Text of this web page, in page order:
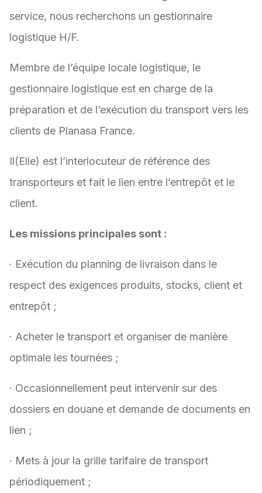
service, nous recherchons un gestionnaire
logistique H/F.
Membre de l’équipe locale logistique, le
gestionnaire logistique est en charge de la
préparation et de l’exécution du transport vers les
clients de Planasa France.
Il(Elle) est l’interlocuteur de référence des
transporteurs et fait le lien entre l’entrepôt et le
client.
Les missions principales sont :
· Exécution du planning de livraison dans le
respect des exigences produits, stocks, client et
entrepôt ;
· Acheter le transport et organiser de manière
optimale les tournées ;
· Occasionnellement peut intervenir sur des
dossiers en douane et demande de documents en
lien ;
· Mets à jour la grille tarifaire de transport
périodiquement ;